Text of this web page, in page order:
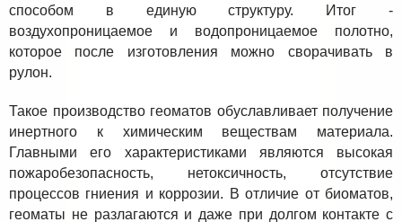
способом в единую структуру. Итог -
воздухопроницаемое и водопроницаемое полотно,
которое после изготовления можно сворачивать в
рулон.
Такое производство геоматов обуславливает получение
инертного к химическим веществам материала.
Главными его характеристиками являются высокая
пожаробезопасность, нетоксичность, отсутствие
процессов гниения и коррозии. В отличие от биоматов,
геоматы не разлагаются и даже при долгом контакте с